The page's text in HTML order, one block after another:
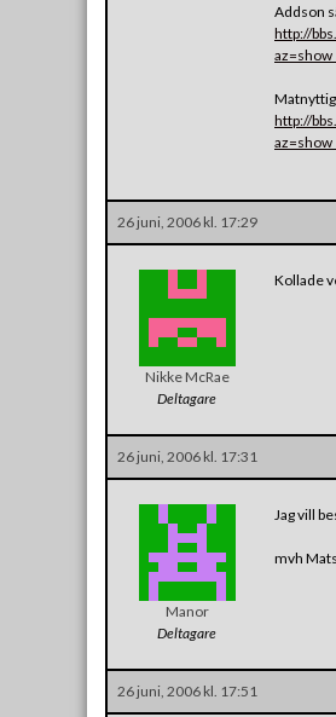
Addson
http://
http://
26 juni, 2006 kl. 17:29
Nikke McRae
Deltagare
Kollade
26 juni, 2006 kl. 17:31
Manor
Deltagare
Jag vill
mvh
26 juni, 2006 kl. 17:51